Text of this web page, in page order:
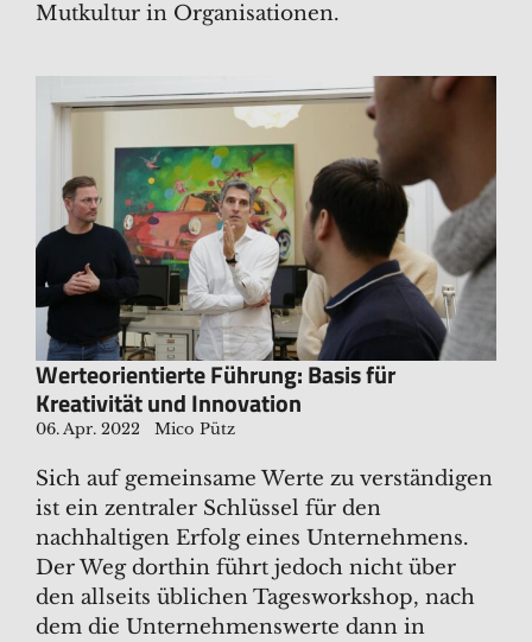
Mutkultur in Organisationen.
Werteorientierte Führung: Basis für
Kreativität und Innovation
06. Apr. 2022 Mico Pütz
Sich auf gemeinsame Werte zu verständigen
ist ein zentraler Schlüssel für den
nachhaltigen Erfolg eines Unternehmens.
Der Weg dorthin führt jedoch nicht über
den allseits üblichen Tagesworkshop, nach
dem die Unternehmenswerte dann in